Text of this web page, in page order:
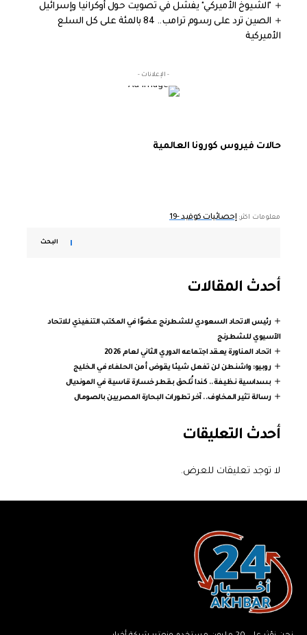
"الشيوخ الأميركي" يفشل في تصويت حول أوكرانيا وإسرائيل
الصين ترد على رسوم ترامب.. 84 بالمئة على كل السلع
الأميركية
- الإعلانات -
حالات فيروس كورونا العالمية
معلومات اكثر: إحصائيات كوفيد -19
البحث
أحدث المقالات
رئيس الاتحاد السعودي للشطرنج عضوًا في المكتب التنفيذي للاتحاد
الآسيوي للشطرنج
اتحاد المناورة يعقد اجتماعه الدوري الثاني لعام 2026
روبيو: واشنطن لن تفعل شيئا يقوض أمن الحلفاء في الخليج
بسداسية نظيفة.. كندا تُلحق بقطر خسارة قاسية في المونديال
رسالة تثير المخاوف.. آخر تطورات البحارة المصريين بالصومال
أحدث التعليقات
لا توجد تعليقات للعرض.